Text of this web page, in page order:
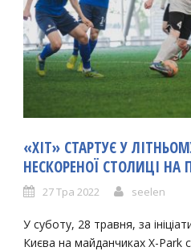
«ХІТ» СТАРТУЄ У
НЕСКОРЕНОЇ СТОЛИЦІ НА
27 Тра 2022 seelen
У суботу, 28 травня, за
Києва на майданчиках X-Park